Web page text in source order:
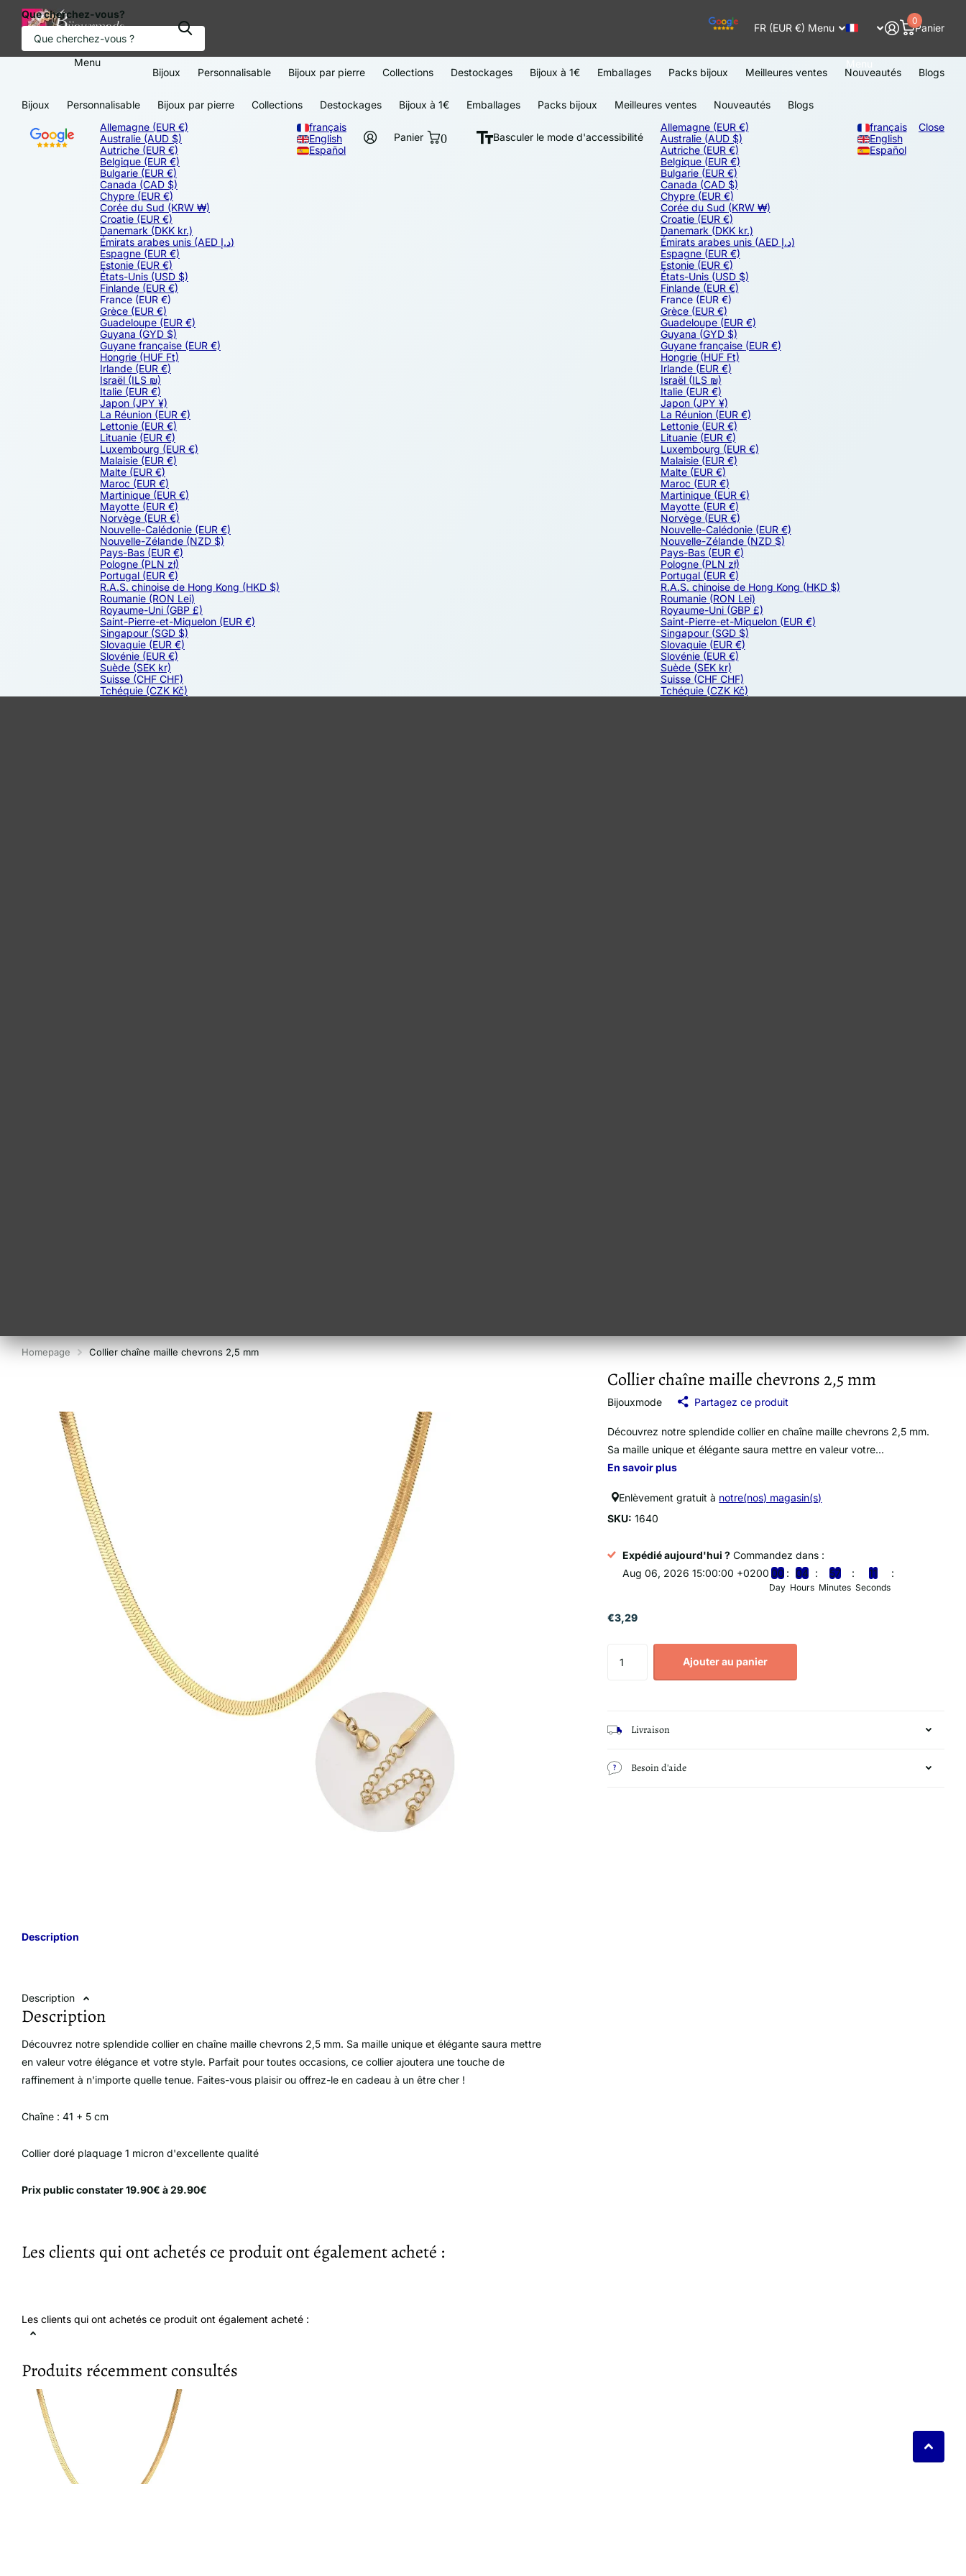
Que cherchez-vous?
FR (EUR €) Menu Panier
0
Menu
Bijoux
Personnalisable Bijoux par pierre Collections Destockages Bijoux à 1€ Emballages Packs bijoux Meilleures ventes Nouveautés Blogs
Bijoux Personnalisable Bijoux par pierre Collections Destockages Bijoux à 1€ Emballages Packs bijoux Meilleures ventes Nouveautés
Blogs
Allemagne (EUR €)
Australie (AUD $)
Autriche (EUR €)
Belgique (EUR €)
Bulgarie (EUR €)
Canada (CAD $)
Chypre (EUR €)
Corée du Sud (KRW ₩)
Croatie (EUR €)
Danemark (DKK kr.)
Émirats arabes unis
(AED د.إ)
Espagne (EUR €)
Estonie (EUR €)
États-Unis (USD $)
Finlande (EUR €)
France (EUR €)
Grèce (EUR €)
Guadeloupe (EUR €)
Guyana (GYD $)
Guyane française (EUR €)
Hongrie (HUF Ft)
Irlande (EUR €)
Israël (ILS ₪)
Italie (EUR €)
Japon (JPY ¥)
La Réunion (EUR €)
Lettonie (EUR €)
Lituanie (EUR €)
Luxembourg (EUR €)
Malaisie (EUR €)
Malte (EUR €)
Maroc (EUR €)
Martinique (EUR €)
Mayotte (EUR €)
Norvège (EUR €)
Nouvelle-Calédonie (EUR €)
Nouvelle-Zélande (NZD $)
Pays-Bas (EUR €)
Pologne (PLN zł)
Portugal (EUR €)
R.A.S. chinoise de Hong Kong (HKD $)
Roumanie (RON Lei)
Royaume-Uni (GBP £)
Saint-Pierre-et-Miquelon (EUR €)
Singapour (SGD $)
Slovaquie (EUR €)
Slovénie (EUR €)
Suède (SEK kr)
Suisse (CHF CHF)
Tchéquie (CZK Kč)
français
English
Español
Panier 0 Basculer le mode d'accessibilité
Allemagne (EUR €)
Australie (AUD $)
Autriche (EUR €)
Belgique (EUR €)
Bulgarie (EUR €)
Canada (CAD $)
Chypre (EUR €)
Corée du Sud (KRW ₩)
Croatie (EUR €)
Danemark (DKK kr.)
Émirats arabes unis
(AED د.إ)
Espagne (EUR €)
Estonie (EUR €)
États-Unis (USD $)
Finlande (EUR €)
France (EUR €)
Grèce (EUR €)
Guadeloupe (EUR €)
Guyana (GYD $)
Guyane française (EUR €)
Hongrie (HUF Ft)
Irlande (EUR €)
Israël (ILS ₪)
Italie (EUR €)
Japon (JPY ¥)
La Réunion (EUR €)
Lettonie (EUR €)
Lituanie (EUR €)
Luxembourg (EUR €)
Malaisie (EUR €)
Malte (EUR €)
Maroc (EUR €)
Martinique (EUR €)
Mayotte (EUR €)
Norvège (EUR €)
Nouvelle-Calédonie (EUR €)
Nouvelle-Zélande (NZD $)
Pays-Bas (EUR €)
Pologne (PLN zł)
Portugal (EUR €)
R.A.S. chinoise de Hong Kong (HKD $)
Roumanie (RON Lei)
Royaume-Uni (GBP £)
Saint-Pierre-et-Miquelon (EUR €)
Singapour (SGD $)
Slovaquie (EUR €)
Slovénie (EUR €)
Suède (SEK kr)
Suisse (CHF CHF)
Tchéquie (CZK Kč)
français
English
Español
Close
Homepage Collier chaîne maille chevrons 2,5 mm
Description
Description
Description
Découvrez notre splendide collier en chaîne maille chevrons 2,5 mm. Sa maille unique et élégante saura mettre
en valeur votre élégance et votre style. Parfait pour toutes occasions, ce collier ajoutera une touche de
raffinement à n'importe quelle tenue. Faites-vous plaisir ou offrez-le en cadeau à un être cher !
Chaîne : 41 + 5 cm
Collier doré plaquage 1 micron d'excellente qualité
Prix ​​public constater 19.90€ à 29.90€
Collier chaîne maille chevrons 2,5 mm
Bijouxmode Partagez ce produit
Découvrez notre splendide collier en chaîne maille chevrons 2,5 mm.
Sa maille unique et élégante saura mettre en valeur votre...
En savoir plus
Enlèvement gratuit à notre(nos) magasin(s)
SKU: 1640
Expédié aujourd'hui ? Commandez dans :
Aug 06, 2026 15:00:00 +0200 00
Day
04
Hours
57
Minutes
10
Seconds
€3,29
Ajouter au panier
Livraison
Besoin d'aide
Les clients qui ont achetés ce produit ont également acheté :
Les clients qui ont achetés ce produit ont également acheté :
Produits récemment consultés